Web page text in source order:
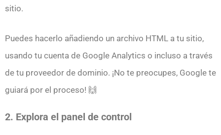
sitio.
Puedes hacerlo añadiendo un archivo HTML a tu sitio,
usando tu cuenta de Google Analytics o incluso a través
de tu proveedor de dominio. ¡No te preocupes, Google te
guiará por el proceso! 🙌
2. Explora el panel de control